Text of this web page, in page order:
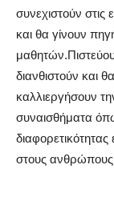
συνεχιστούν στις
και θα γίνουν
διανθιστούν και
καλλιεργήσουν
συναισθήματα
διαφορετικότητας
στους